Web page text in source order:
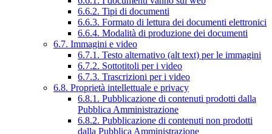
6.6.2. Tipi di documenti
6.6.3. Formato di lettura dei documenti elettronici
6.6.4. Modalità di produzione dei documenti
6.7. Immagini e video
6.7.1. Testo alternativo (alt text) per le immagini
6.7.2. Sottotitoli per i video
6.7.3. Trascrizioni per i video
6.8. Proprietà intellettuale e privacy
6.8.1. Pubblicazione di contenuti prodotti dalla
Pubblica Amministrazione
6.8.2. Pubblicazione di contenuti non prodotti
dalla Pubblica Amministrazione